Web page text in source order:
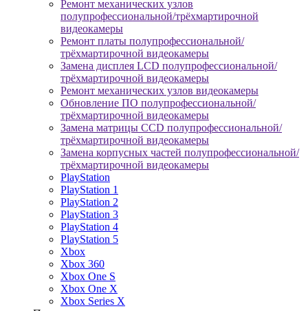
Ремонт механических узлов
полупрофессиональной/трёхмартирочной
видеокамеры
Ремонт платы полупрофессиональной/
трёхмартирочной видеокамеры
Замена дисплея LCD полупрофессиональной/
трёхмартирочной видеокамеры
Ремонт механических узлов видеокамеры
Обновление ПО полупрофессиональной/
трёхмартирочной видеокамеры
Замена матрицы CCD полупрофессиональной/
трёхмартирочной видеокамеры
Замена корпусных частей полупрофессиональной/
трёхмартирочной видеокамеры
PlayStation
PlayStation 1
PlayStation 2
PlayStation 3
PlayStation 4
PlayStation 5
Xbox
Xbox 360
Xbox One S
Xbox One X
Xbox Series X